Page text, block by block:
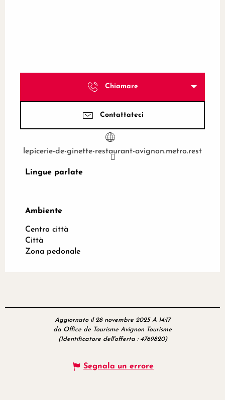
Chiamare
Contattateci
lepicerie-de-ginette-restaurant-avignon.metro.rest
Lingue parlate
Lingue parlate
Ambiente
Ambiente
Centro città
Città
Zona pedonale
Aggiornato il 28 novembre 2025 A 14:17
da Office de Tourisme Avignon Tourisme
(Identificatore dell'offerta : 4769820)
Segnala un errore